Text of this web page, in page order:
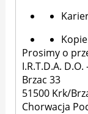
Prosimy o
I.R.T.D.A.
Brzac 33
51500 Krk/
Chorwacja